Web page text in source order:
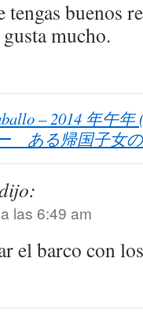
tengas buenos
mucho.
– 2014 年午年
ー ある帰国子女
las 6:49 am
el barco con